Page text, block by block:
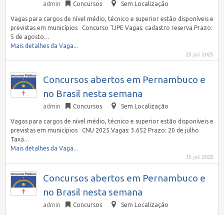
admin Concursos Sem Localização
Vagas para cargos de nível médio, técnico e superior estão disponíveis e
previstas em municípios Concurso TJPE Vagas: cadastro reserva Prazo:
5 de agosto…
Mais detalhes da Vaga...
23 jul 2025
Concursos abertos em Pernambuco e
no Brasil nesta semana
admin Concursos Sem Localização
Vagas para cargos de nível médio, técnico e superior estão disponíveis e
previstas em municípios CNU 2025 Vagas: 3.652 Prazo: 20 de julho
Taxa…
Mais detalhes da Vaga...
15 jul 2025
Concursos abertos em Pernambuco e
no Brasil nesta semana
admin Concursos Sem Localização